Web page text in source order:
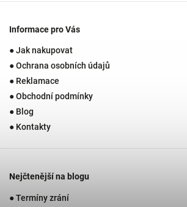
Informace pro Vás
● Jak nakupovat
● Ochrana osobních údajů
● Reklamace
● Obchodní podmínky
● Blog
● Kontakty
Nejčtenější na blogu
● Termíny zrání